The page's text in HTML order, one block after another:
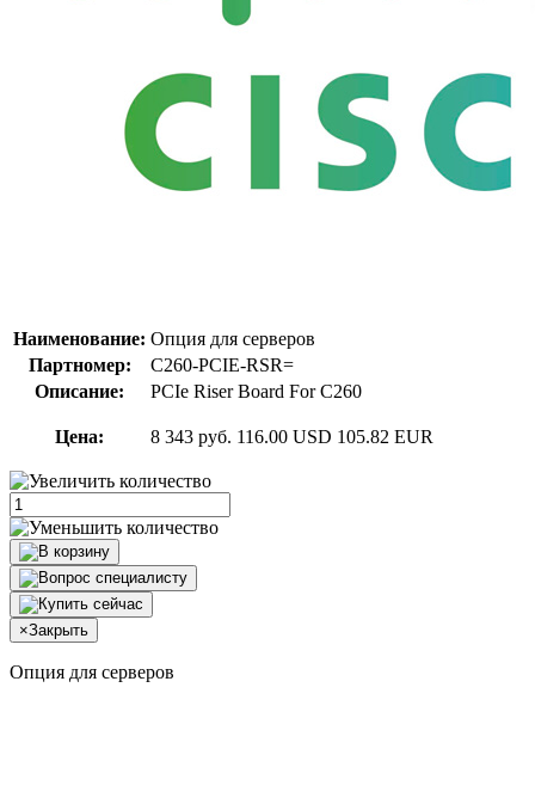
Наименование: Опция для серверов
Партномер:
C260-PCIE-RSR=
Описание:
PCIe Riser Board For C260
Цена: 8 343 руб. 116.00 USD 105.82 EUR
×Закрыть
Опция для серверов